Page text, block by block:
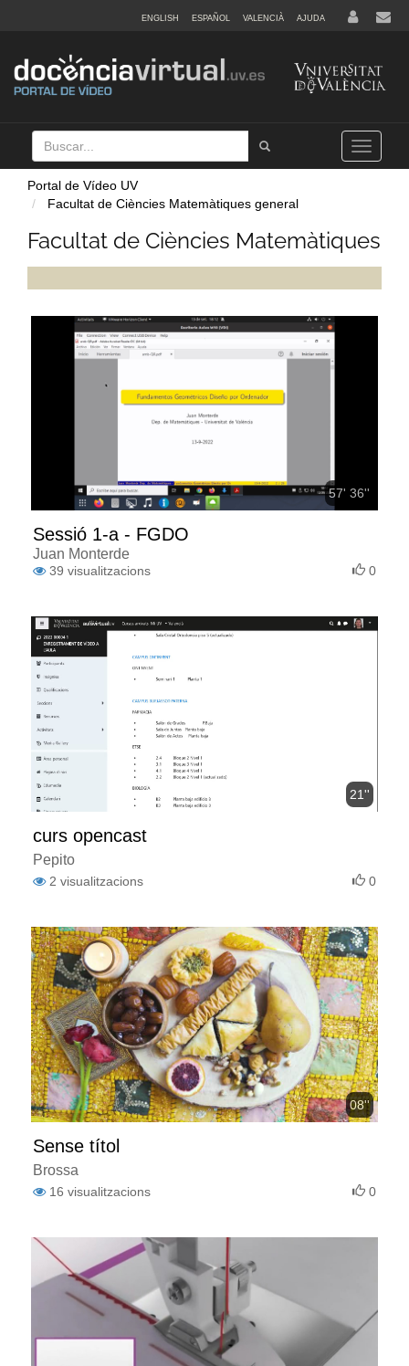
ENGLISH ESPAÑOL VALENCIÀ AJUDA
Buscar
Tramet
Toggle
navigation
Portal de Vídeo UV
Facultat de Ciències Matemàtiques general
Facultat de Ciències Matemàtiques
57' 36''
Sessió 1-a - FGDO
Juan Monterde
39 visualitzacions 0
21''
curs opencast
Pepito
2 visualitzacions 0
08''
Sense títol
Brossa
16 visualitzacions 0